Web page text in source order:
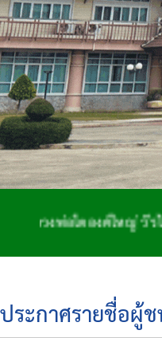
อโตองค์ใหญ่ วีรไทยใจก
ประกาศรายชื่อผู้